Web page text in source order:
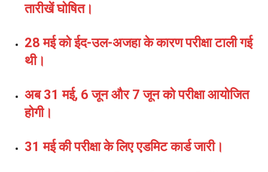
तारीखें घोषित।
28 मई को ईद-उल-अजहा के कारण परीक्षा टाली गई
थी।
अब 31 मई, 6 जून और 7 जून को परीक्षा आयोजित
होगी।
31 मई की परीक्षा के लिए एडमिट कार्ड जारी।